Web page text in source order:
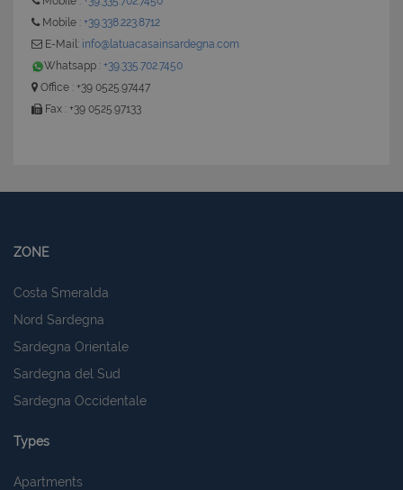
Mobile : +39.338.223.8712
E-Mail: info@latuacasainsardegna.com
Whatsapp : +39.335.702.7450
Office : +39 0525.97447
Fax : +39 0525.97133
ZONE
Costa Smeralda
Nord Sardegna
Sardegna Orientale
Sardegna del Sud
Sardegna Occidentale
Types
Apartments